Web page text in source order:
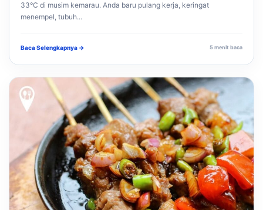
33°C di musim kemarau. Anda baru pulang kerja, keringat
menempel, tubuh...
Baca Selengkapnya → 5 menit baca